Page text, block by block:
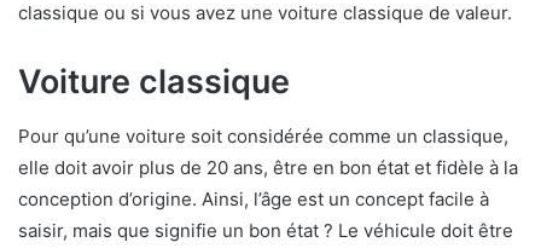
classique ou si vous avez une voiture classique de valeur.
Voiture classique
Pour qu’une voiture soit considérée comme un classique,
elle doit avoir plus de 20 ans, être en bon état et fidèle à la
conception d’origine. Ainsi, l’âge est un concept facile à
saisir, mais que signifie un bon état ? Le véhicule doit être